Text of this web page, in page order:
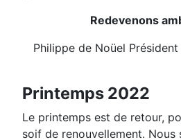
Redevenons
Philippe de Noüel
Printemps 2022
Le printemps est de retour,
soif de renouvellement. Nous